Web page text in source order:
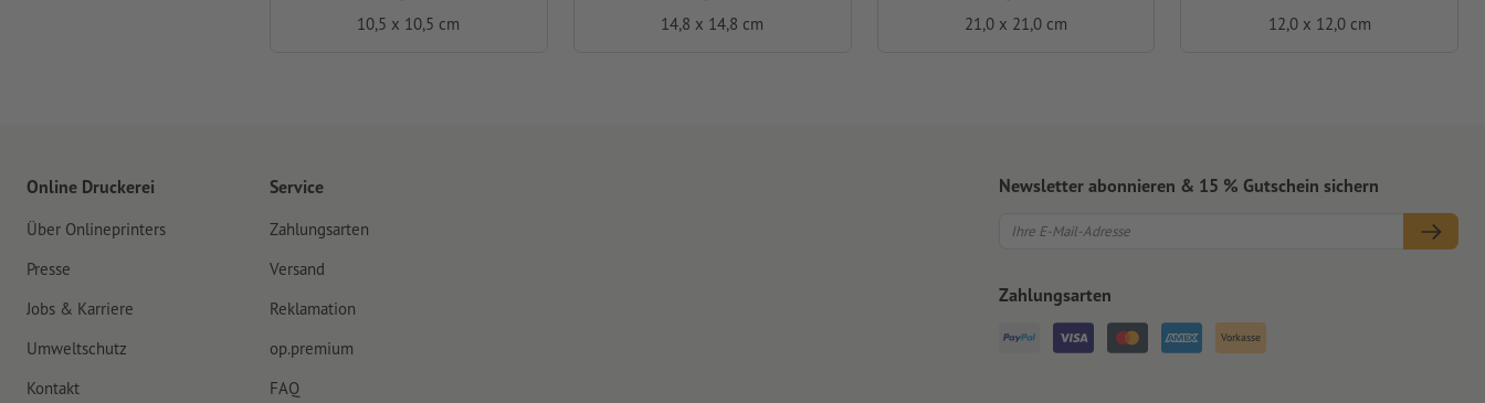
10,5 x 10,5 cm 14,8 x 14,8 cm 21,0 x 21,0 cm 12,0 x 12,0 cm
Online Druckerei
Über Onlineprinters
Presse
Jobs & Karriere
Umweltschutz
Kontakt
Service
Zahlungsarten
Versand
Reklamation
op.premium
FAQ
Newsletter abonnieren & 15 % Gutschein sichern
Zahlungsarten
Vorkasse